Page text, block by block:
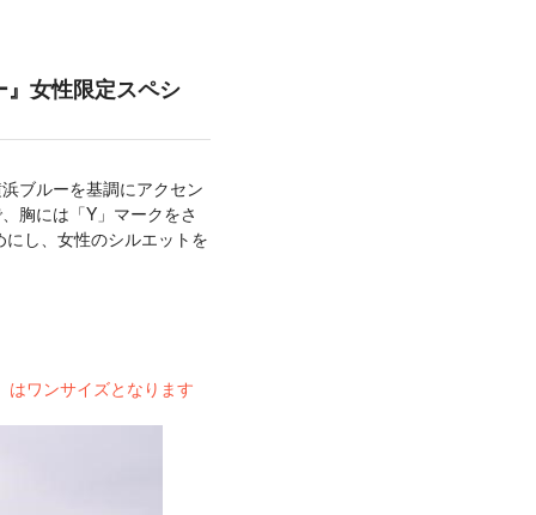
女性限定スペシ
ブルーを基調にアクセン
胸には「Y」マークをさ
し、女性のシルエットを
ワンサイズとなります